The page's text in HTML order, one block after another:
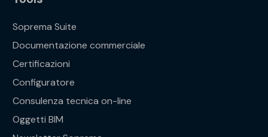
Soprema Suite
Documentazione commerciale
Certificazioni
Configuratore
Consulenza tecnica on-line
Oggetti BIM